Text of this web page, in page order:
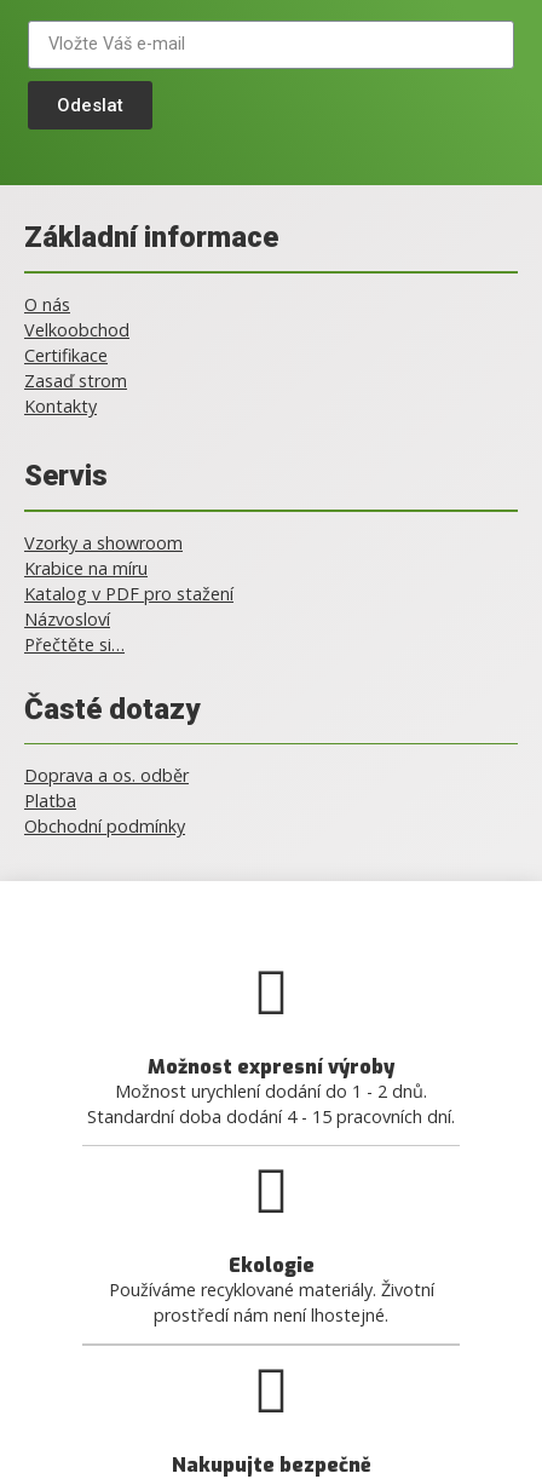
Odeslat
Základní informace
O nás
Velkoobchod
Certifikace
Zasaď strom
Kontakty
Servis
Vzorky a showroom
Krabice na míru
Katalog v PDF pro stažení
Názvosloví
Přečtěte si…
Časté dotazy
Doprava a os. odběr
Platba
Obchodní podmínky
Možnost expresní výroby
Možnost urychlení dodání do 1 - 2 dnů.
Standardní doba dodání 4 - 15 pracovních dní.
Ekologie
Používáme recyklované materiály. Životní
prostředí nám není lhostejné.
Nakupujte bezpečně